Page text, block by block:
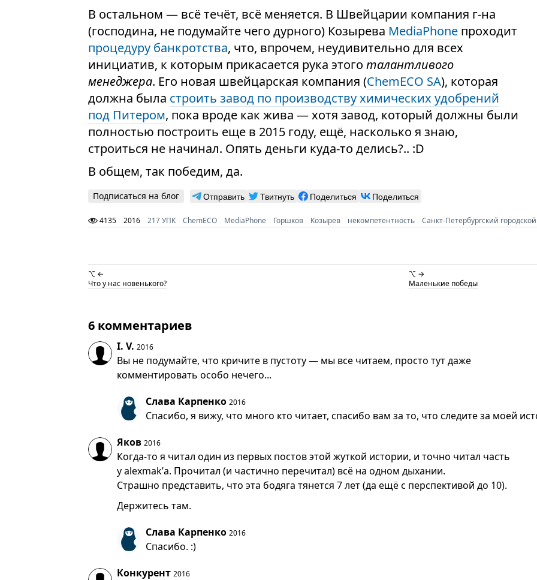
В остальном — всё течёт, всё меняется. В Швейцарии компания г-на
(господина, не подумайте чего дурного) Козырева MediaPhone проходит
процедуру банкротства, что, впрочем, неудивительно для всех
инициатив, к которым прикасается рука этоготалантливого
менеджера. Eго новая швейцарская компания (ChemECO SA), которая
должна была строить завод по производству химических удобрений
под Питером, пока вроде как жива — хотя завод, который должны были
полностью построить еще в 2015 году, ещё, насколько я знаю,
строиться не начинал. Опять деньги куда-то делись?.. :D
В общем, так победим, да.
Подписаться на блог Отправить Твитнуть Поделиться Поделиться
4135 2016 217 УПК ChemECO MediaPhone Горшков Козырев некомпетентность Санкт-Петербургский
⌥ ←
Что у нас новенького?
⌥ →
Маленькие победы
6 комментариев
I. V. 2016
Вы не подумайте, что кричите в пустоту — мы все читаем, просто тут даже
комментировать особо нечего...
Слава Карпенко 2016
Спасибо, я вижу, что много кто читает, спасибо вам за то, что следите за моей
Яков 2016
Когда-то я читал один из первых постов этой жуткой истории, и точно читал часть
у alexmak’а. Прочитал (и частично перечитал) всё на одном дыхании.
Страшно представить, что эта бодяга тянется 7 лет (да ещё с перспективой до 10).
Держитесь там.
Слава Карпенко 2016
Спасибо. :)
Конкурент 2016